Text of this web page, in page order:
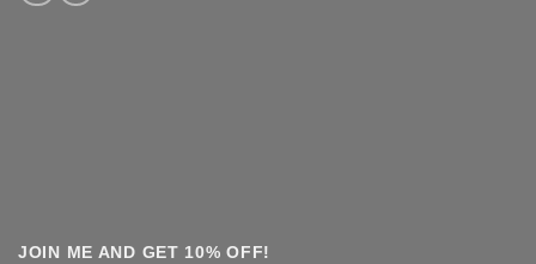
JOIN ME AND GET 10% OFF!